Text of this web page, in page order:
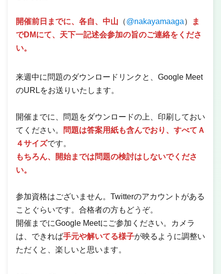
開催前日までに、各自、中山 （@nakayamaaga）
ま
でDMにて、天下一記述会参加の旨のご連絡をくださ
い。
来週中に問題のダウンロードリンクと、Google Meet
のURLをお送りいたします。
開催までに、問題をダウンロードの上、印刷しておい
てください。
問題は答案用紙も含んでおり、すべてＡ
４サイズです。
もちろん、開始までは問題の検討はしないでくださ
い。
参加資格はございません。Twitterのアカウントがある
ことぐらいです。合格者の方もどうぞ。
開催までにGoogle Meetにご参加ください。カメラ
は、できれば手元や解いてる様子が映るように調整い
ただくと、楽しいと思います。